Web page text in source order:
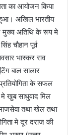
का आयोजन किया
अखिल भारतीय
मुख्य अतिथि के रूप मे
चौहान पूर्व
भास्कर राव
बाल सालार
के सफल
मे खुब साधुवाद मिल
तथा खेल तथा
मे दूर दराज की